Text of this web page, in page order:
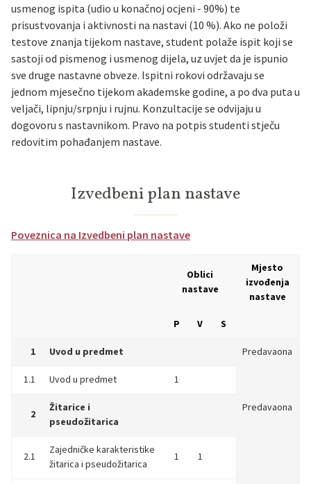
usmenog ispita (udio u konačnoj ocjeni - 90%) te
prisustvovanja i aktivnosti na nastavi (10 %). Ako ne položi
testove znanja tijekom nastave, student polaže ispit koji se
sastoji od pismenog i usmenog dijela, uz uvjet da je ispunio
sve druge nastavne obveze. Ispitni rokovi održavaju se
jednom mjesečno tijekom akademske godine, a po dva puta u
veljači, lipnju/srpnju i rujnu. Konzultacije se odvijaju u
dogovoru s nastavnikom. Pravo na potpis studenti stječu
redovitim pohađanjem nastave.
Izvedbeni plan nastave
Poveznica na Izvedbeni plan nastave
Oblici
nastave
Mjesto
izvođenja
nastave
P V S
1 Uvod u predmet Predavaona
1.1 Uvod u predmet 1
2
Žitarice i
pseudožitarica
Predavaona
2.1
Zajedničke karakteristike
žitarica i pseudožitarica
1 1